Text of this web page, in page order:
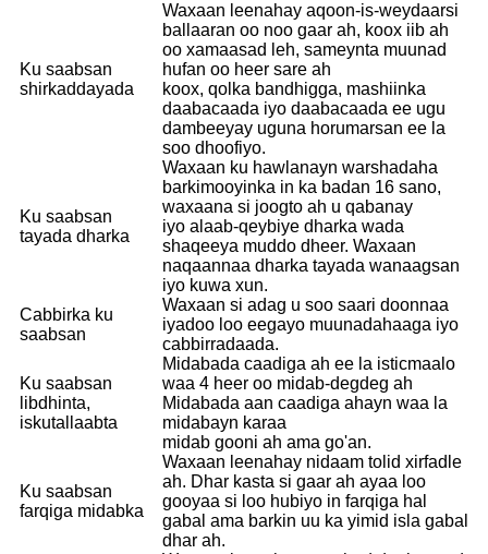
Ku saabsan
shirkaddayada
Waxaan leenahay aqoon-is-weydaarsi
ballaaran oo noo gaar ah, koox iib ah
oo xamaasad leh, sameynta muunad
hufan oo heer sare ah
koox, qolka bandhigga, mashiinka
daabacaada iyo daabacaada ee ugu
dambeeyay uguna horumarsan ee la
soo dhoofiyo.
Ku saabsan
tayada dharka
Waxaan ku hawlanayn warshadaha
barkimooyinka in ka badan 16 sano,
waxaana si joogto ah u qabanay
iyo alaab-qeybiye dharka wada
shaqeeya muddo dheer. Waxaan
naqaannaa dharka tayada wanaagsan
iyo kuwa xun.
Cabbirka ku
saabsan
Waxaan si adag u soo saari doonnaa
iyadoo loo eegayo muunadahaaga iyo
cabbirradaada.
Ku saabsan
libdhinta,
iskutallaabta
Midabada caadiga ah ee la isticmaalo
waa 4 heer oo midab-degdeg ah
Midabada aan caadiga ahayn waa la
midabayn karaa
midab gooni ah ama go'an.
Ku saabsan
farqiga midabka
Waxaan leenahay nidaam tolid xirfadle
ah. Dhar kasta si gaar ah ayaa loo
gooyaa si loo hubiyo in farqiga hal
gabal ama barkin uu ka yimid isla gabal
dhar ah.